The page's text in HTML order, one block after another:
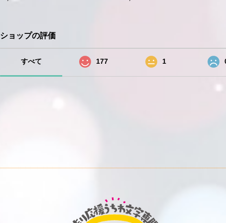
ショップの評価
すべて 177 1